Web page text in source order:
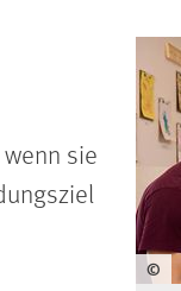
©
sie